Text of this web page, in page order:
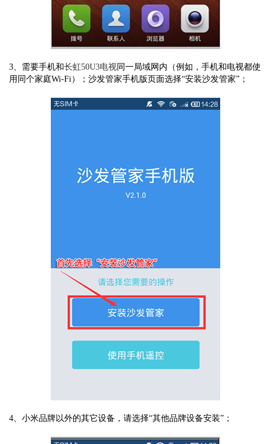
3、需要手机和长虹50U3电视同一局域网内（例如，手机和电视都使
用同个家庭Wi-Fi）；沙发管家手机版页面选择“安装沙发管家”；
4、小米品牌以外的其它设备，请选择“其他品牌设备安装”；